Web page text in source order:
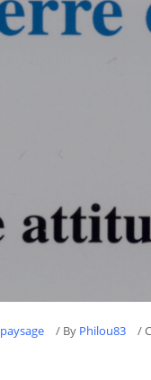
paysage / By Philou83 /